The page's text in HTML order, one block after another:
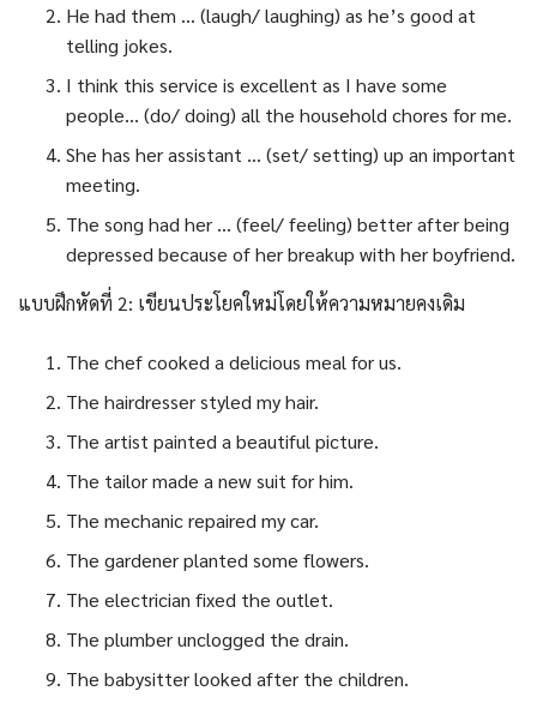
He had them … (laugh/ laughing) as he’s good at
telling jokes.
I think this service is excellent as I have some
people… (do/ doing) all the household chores for me.
She has her assistant … (set/ setting) up an important
meeting.
The song had her … (feel/ feeling) better after being
depressed because of her breakup with her boyfriend.
แบบฝึกหัดที่ 2: เขียนประโยคใหม่โดยให้ความหมายคงเดิม
The chef cooked a delicious meal for us.
The hairdresser styled my hair.
The artist painted a beautiful picture.
The tailor made a new suit for him.
The mechanic repaired my car.
The gardener planted some flowers.
The electrician fixed the outlet.
The plumber unclogged the drain.
The babysitter looked after the children.